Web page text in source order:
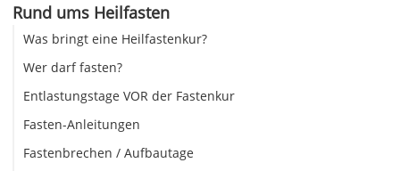
Rund ums Heilfasten
Was bringt eine Heilfastenkur?
Wer darf fasten?
Entlastungstage VOR der Fastenkur
Fasten-Anleitungen
Fastenbrechen / Aufbautage